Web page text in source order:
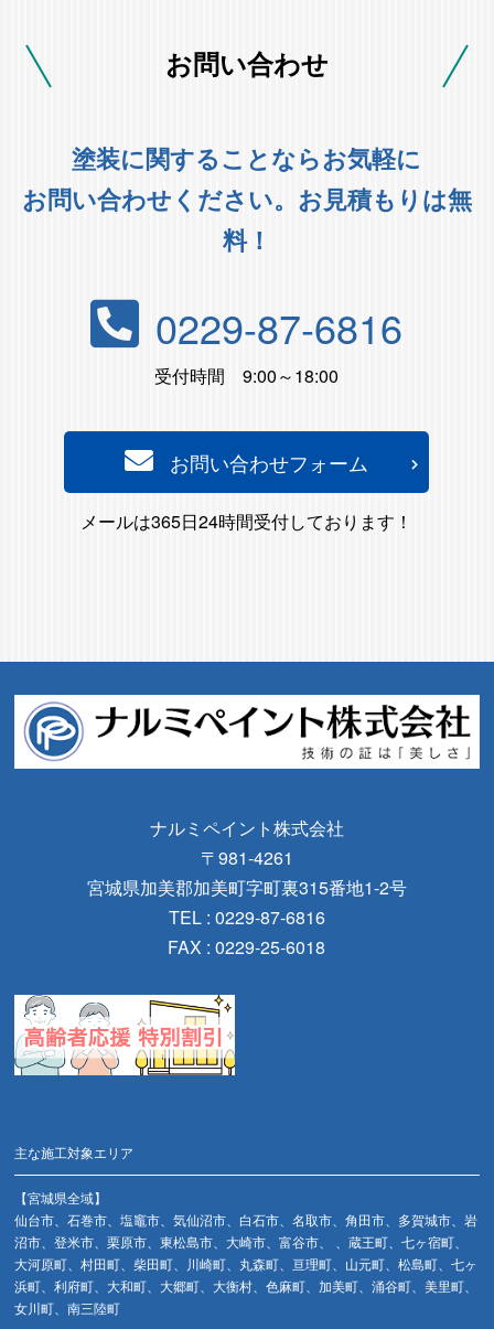
お問い合わせ
塗装に関することならお気軽に
お問い合わせください。お見積もりは無
料！
0229-87-6816
受付時間 9:00～18:00
お問い合わせフォーム
メールは365日24時間受付しております！
ナルミペイント株式会社
〒981-4261
宮城県加美郡加美町字町裏315番地1-2号
TEL : 0229-87-6816
FAX : 0229-25-6018
主な施工対象エリア
【宮城県全域】
仙台市、石巻市、塩竈市、気仙沼市、白石市、名取市、角田市、多賀城市、岩
沼市、登米市、栗原市、東松島市、大崎市、富谷市、 、蔵王町、七ヶ宿町、
大河原町、村田町、柴田町、川崎町、丸森町、亘理町、山元町、松島町、七ヶ
浜町、利府町、大和町、大郷町、大衡村、色麻町、加美町、涌谷町、美里町、
女川町、南三陸町